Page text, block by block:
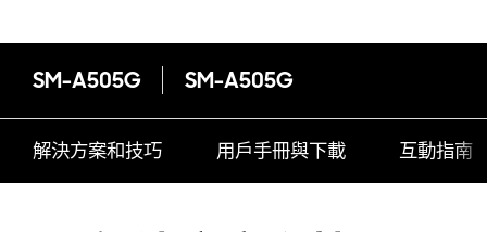
SM-A505G SM-A505G
解決方案和技巧 用戶手冊與下載 互動指南